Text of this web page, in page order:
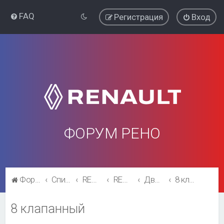
FAQ Вход
Регистрация
ФОРУМ РЕНО
Форум Рено Список форумов RENAULT SYMBOL RENAULT SYMBOL Двигатель и трансмиссия 8 клапанный
8 клапанный